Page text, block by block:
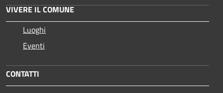
VIVERE IL COMUNE
Luoghi
Eventi
CONTATTI